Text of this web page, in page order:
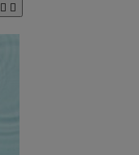
 